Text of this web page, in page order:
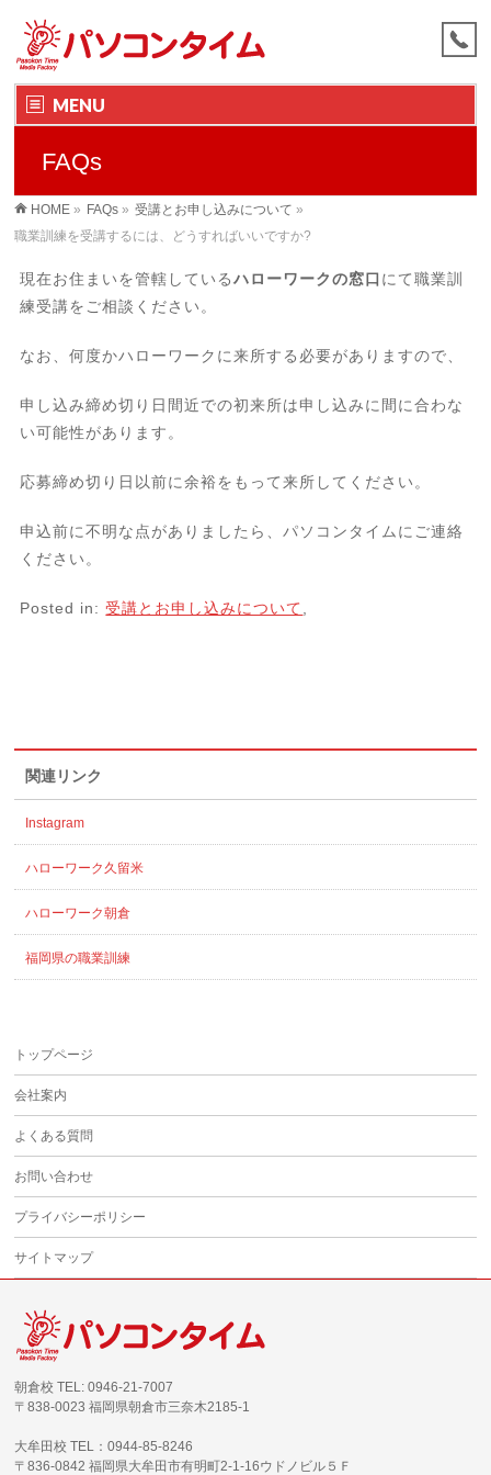
MENU
FAQs
HOME » FAQs » 受講とお申し込みについて »
職業訓練を受講するには、どうすればいいですか?
現在お住まいを管轄しているハローワークの窓口 にて職業訓
練受講をご相談ください。
なお、何度かハローワークに来所する必要がありますので、
申し込み締め切り日間近での初来所は申し込みに間に合わな
い可能性があります。
応募締め切り日以前に余裕をもって来所してください。
申込前に不明な点がありましたら、パソコンタイムにご連絡
ください。
Posted in:受講とお申し込みについて
関連リンク
Instagram
ハローワーク久留米
ハローワーク朝倉
福岡県の職業訓練
トップページ
会社案内
よくある質問
お問い合わせ
プライバシーポリシー
サイトマップ
朝倉校 TEL: 0946-21-7007
〒838-0023 福岡県朝倉市三奈木2185-1
大牟田校 TEL：0944-85-8246
〒836-0842 福岡県大牟田市有明町2-1-16ウドノビル５Ｆ